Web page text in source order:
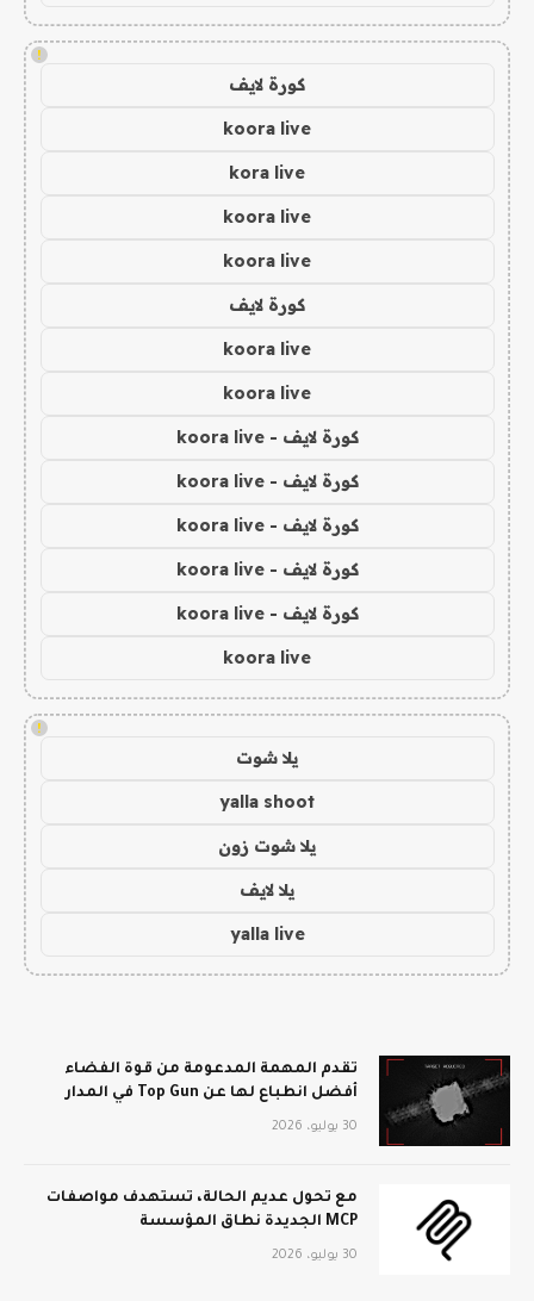
!
كورة لايف
koora live
kora live
koora live
koora live
كورة لايف
koora live
koora live
كورة لايف - koora live
كورة لايف - koora live
كورة لايف - koora live
كورة لايف - koora live
كورة لايف - koora live
koora live
!
يلا شوت
yalla shoot
يلا شوت زون
يلا لايف
yalla live
تقدم المهمة المدعومة من قوة الفضاء
أفضل انطباع لها عن Top Gun في المدار
30 يوليو، 2026
مع تحول عديم الحالة، تستهدف مواصفات
MCP الجديدة نطاق المؤسسة
30 يوليو، 2026